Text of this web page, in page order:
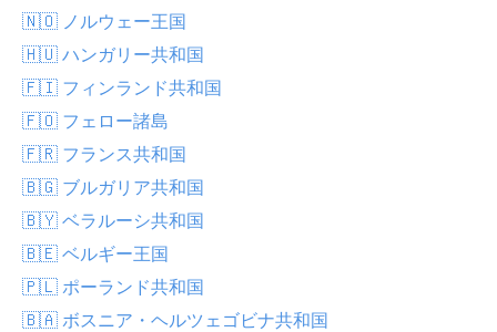
🇳🇴 ノルウェー王国
🇭🇺 ハンガリー共和国
🇫🇮 フィンランド共和国
🇫🇴 フェロー諸島
🇫🇷 フランス共和国
🇧🇬 ブルガリア共和国
🇧🇾 ベラルーシ共和国
🇧🇪 ベルギー王国
🇵🇱 ポーランド共和国
🇧🇦 ボスニア・ヘルツェゴビナ共和国